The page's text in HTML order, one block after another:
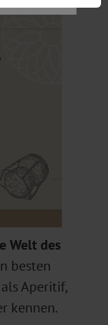
Welt des
besten
Aperitif,
kennen.